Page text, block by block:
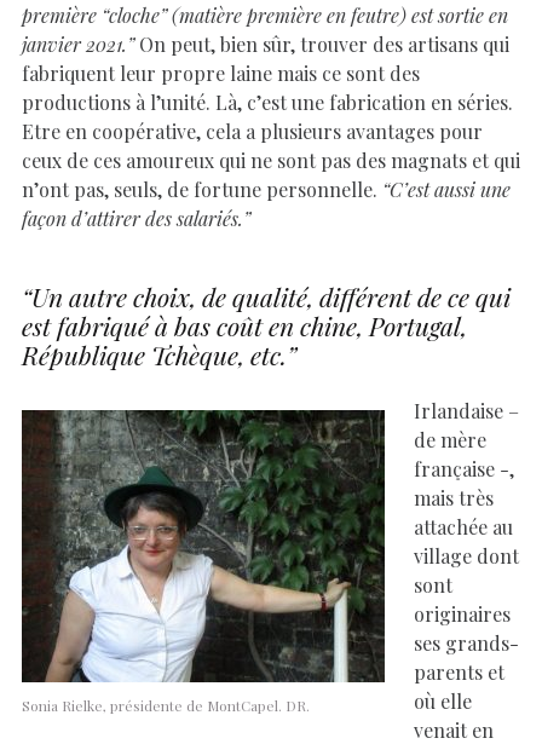
première “cloche” (matière première en feutre) est sortie en
janvier 2021.”On peut, bien sûr, trouver des artisans qui
fabriquent leur propre laine mais ce sont des
productions à l’unité. Là, c’est une fabrication en séries.
Etre en coopérative, cela a plusieurs avantages pour
ceux de ces amoureux qui ne sont pas des magnats et qui
n’ont pas, seuls, de fortune personnelle. “C’est aussi une
façon d’attirer des salariés.”
“Un autre choix, de qualité, différent de ce qui
est fabriqué à bas coût en chine, Portugal,
République Tchèque, etc.”
Sonia Rielke, présidente de MontCapel. DR.
Irlandaise –
de mère
française -,
mais très
attachée au
village dont
sont
originaires
ses grands-
parents et
où elle
venait en